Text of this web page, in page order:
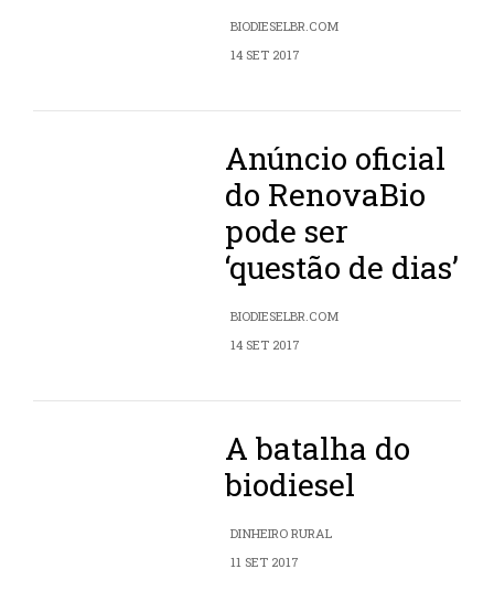
BIODIESELBR.COM
14 SET 2017
Anúncio oficial
do RenovaBio
pode ser
‘questão de dias’
BIODIESELBR.COM
14 SET 2017
A batalha do
biodiesel
DINHEIRO RURAL
11 SET 2017